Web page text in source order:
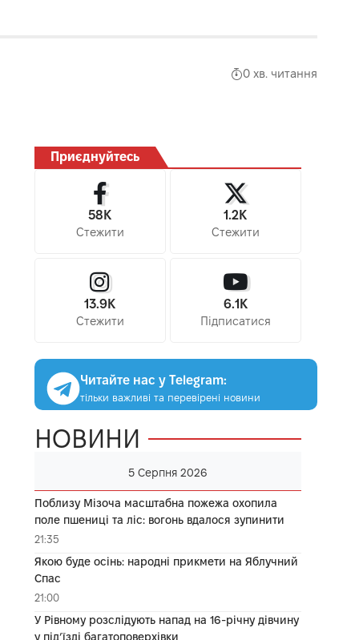
0 хв. читання
Приєднуйтесь
58K
Стежити
1.2K
Стежити
13.9K
Стежити
6.1K
Підписатися
Читайте нас у Telegram:
тільки важливі та перевірені новини
НОВИНИ
5 Серпня 2026
Поблизу Мізоча масштабна пожежа охопила
поле пшениці та ліс: вогонь вдалося зупинити
21:35
Якою буде осінь: народні прикмети на Яблучний
Спас
21:00
У Рівному розслідують напад на 16-річну дівчину
у під’їзді багатоповерхівки